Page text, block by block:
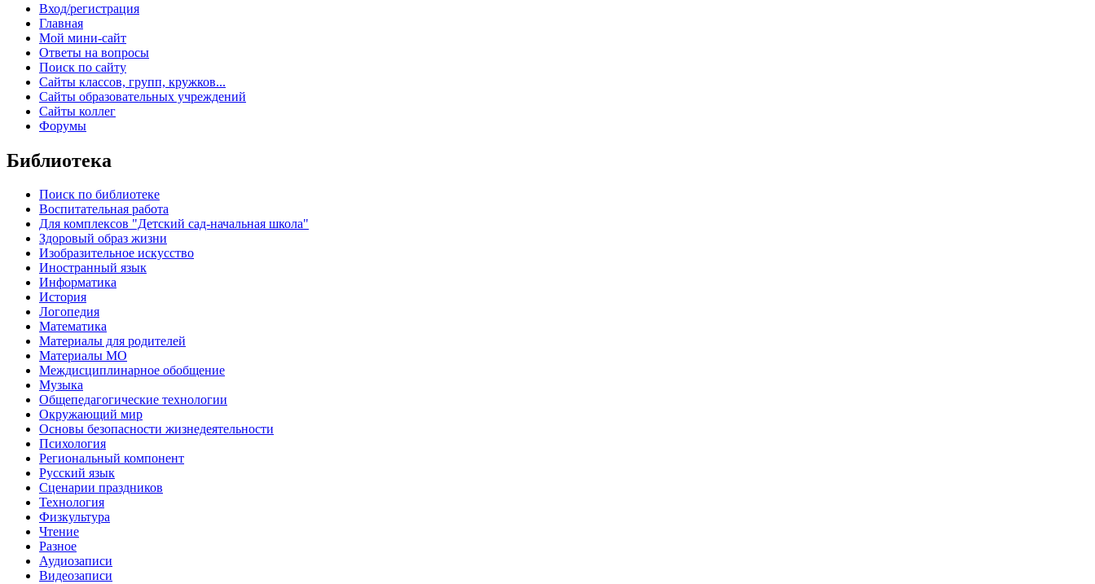
Вход/регистрация
Главная
Мой мини-сайт
Ответы на вопросы
Поиск по сайту
Сайты классов, групп, кружков...
Сайты образовательных учреждений
Сайты коллег
Форумы
Библиотека
Поиск по библиотеке
Воспитательная работа
Для комплексов "Детский сад-начальная школа"
Здоровый образ жизни
Изобразительное искусство
Иностранный язык
Информатика
История
Логопедия
Математика
Материалы для родителей
Материалы МО
Междисциплинарное обобщение
Музыка
Общепедагогические технологии
Окружающий мир
Основы безопасности жизнедеятельности
Психология
Региональный компонент
Русский язык
Сценарии праздников
Технология
Физкультура
Чтение
Разное
Аудиозаписи
Видеозаписи